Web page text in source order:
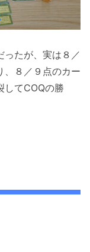
ったが、実は８／
、８／９点のカー
してCOQの勝